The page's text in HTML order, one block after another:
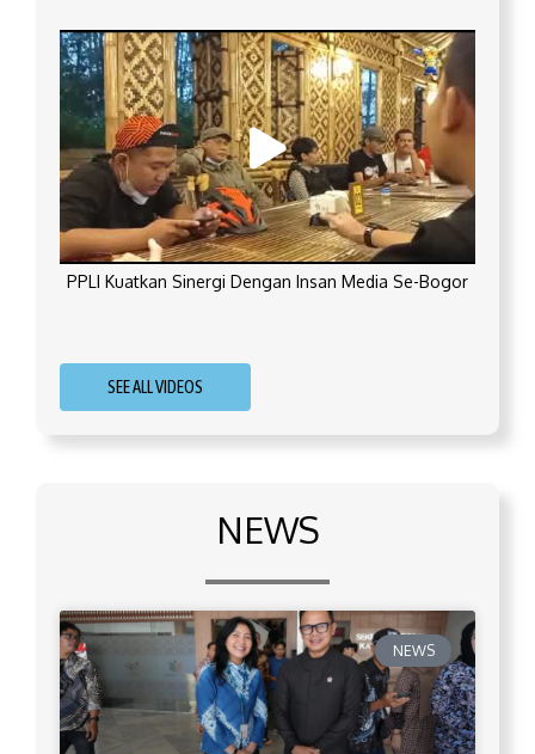
PPLI Kuatkan Sinergi Dengan Insan Media Se-Bogor
SEE ALL VIDEOS
NEWS
NEWS